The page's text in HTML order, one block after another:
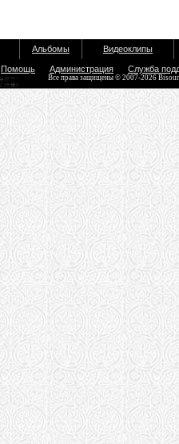
Альбомы Видеоклипы
Помощь Администрация Служба
Все права защищены © 2007-2026